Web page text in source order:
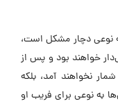
نوعی دچار مشکل است،
خواهند بود و پس از
نخواهند آمد، بلکه
به نوعی برای فریب او